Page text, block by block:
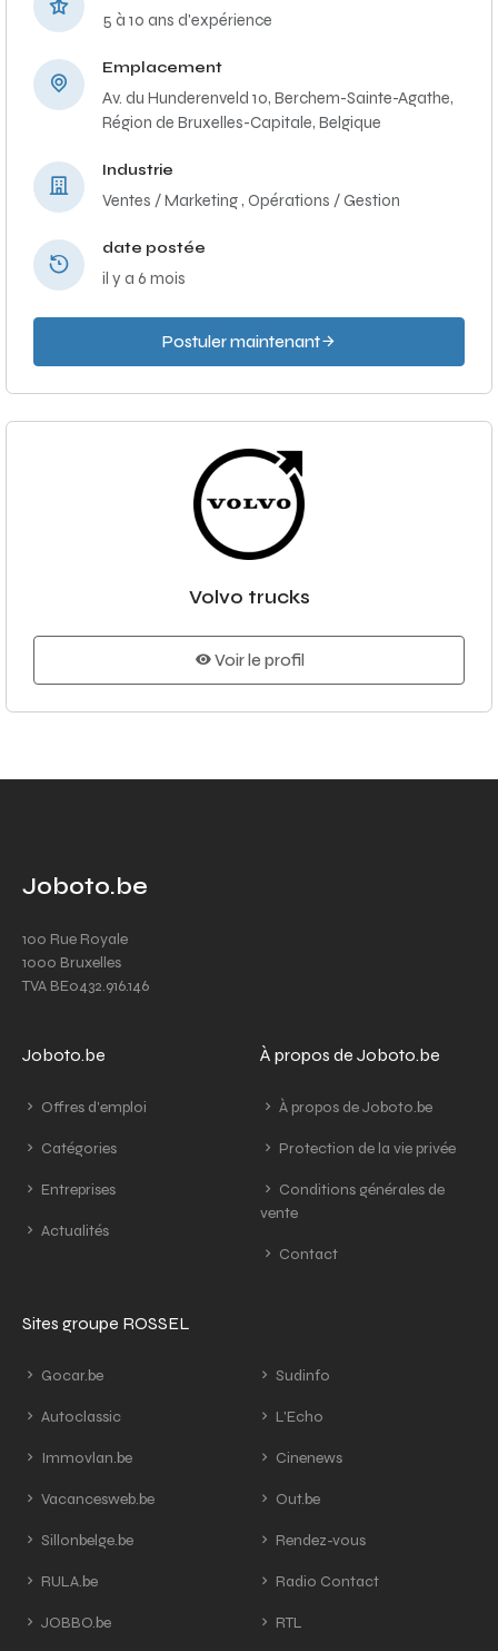
5 à 10 ans d'expérience
Emplacement
Av. du Hunderenveld 10, Berchem-Sainte-Agathe,
Région de Bruxelles-Capitale, Belgique
Industrie
Ventes / Marketing , Opérations / Gestion
date postée
il y a 6 mois
Postuler maintenant
Volvo trucks
Voir le profil
Joboto.be
100 Rue Royale
1000 Bruxelles
TVA BE0432.916.146
Joboto.be
Offres d'emploi
Catégories
Entreprises
Actualités
À propos de Joboto.be
À propos de Joboto.be
Protection de la vie privée
Conditions générales de
vente
Contact
Sites groupe ROSSEL
Gocar.be
Autoclassic
Immovlan.be
Vacancesweb.be
Sillonbelge.be
RULA.be
JOBBO.be
Sudinfo
L'Echo
Cinenews
Out.be
Rendez-vous
Radio Contact
RTL